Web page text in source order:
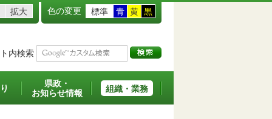
拡大 色の変更 標準 青 黄 黒
内検索
県政・
お知らせ情報
組織・業務